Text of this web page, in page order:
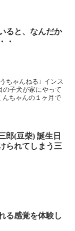
ると、なんだか
・
ちゃんねる↓ インス
子犬が家にやって
んちゃんの１ヶ月で
郎(豆柴) 誕生日
られてしまう三
る感覚を体験し